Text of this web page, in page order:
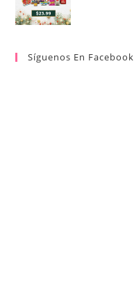
Síguenos En Facebook